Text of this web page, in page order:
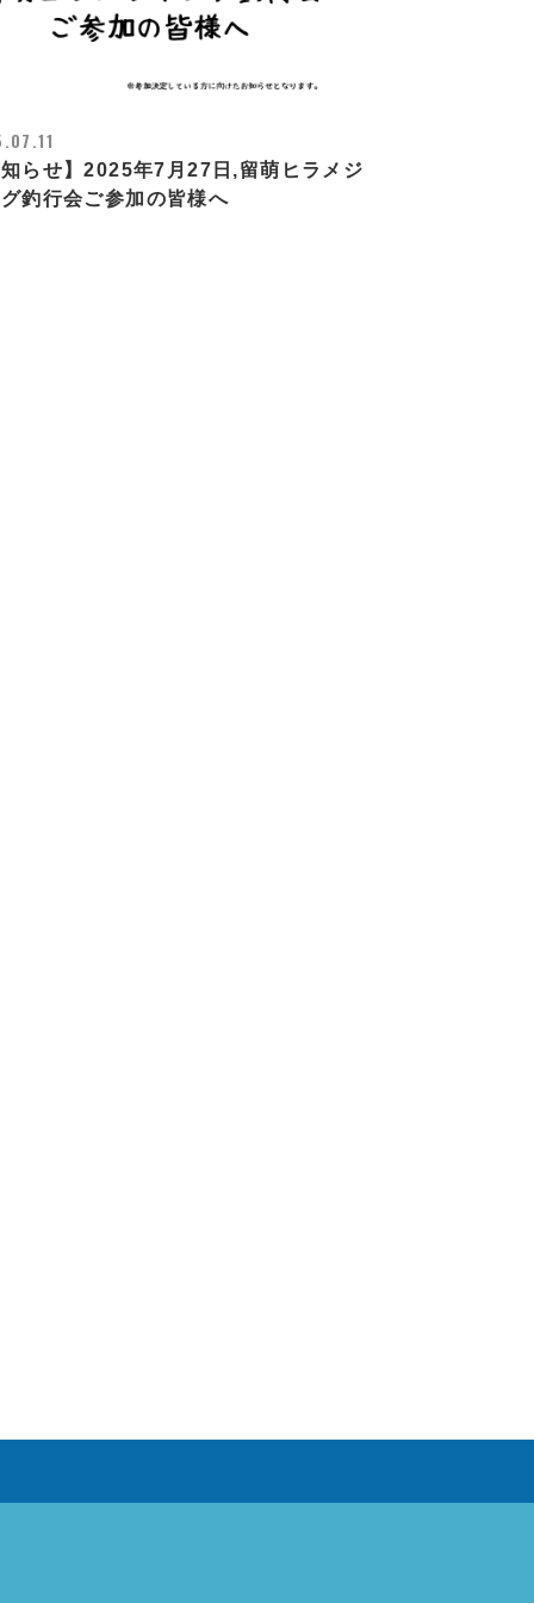
らせ】2025年7月27日,留萌ヒラメジ
釣行会ご参加の皆様へ